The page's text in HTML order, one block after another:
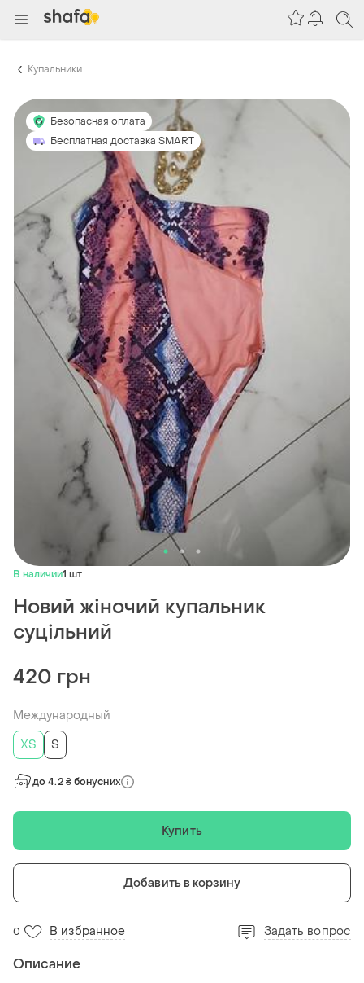
Купальники
Безопасная оплата
Бесплатная доставка SMART
В наличии1 шт
Новий жіночий купальник
суцільний
420 грн
Международный
ХS
S
до 4.2 ₴ бонусних
Купить
Добавить в корзину
0 В избранное Задать вопрос
Описание